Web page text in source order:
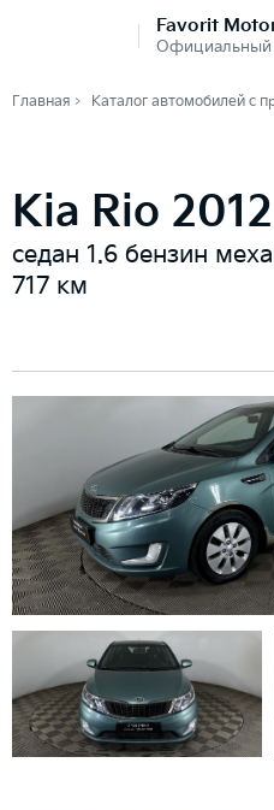
Favorit
Официальный
Главная Каталог автомобилей с
Kia Rio 2012
седан 1.6 бензин
717 км